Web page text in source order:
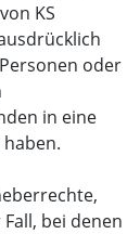
KS
oder
in eine
bei denen